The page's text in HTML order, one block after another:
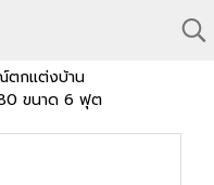
ตกแต่งบ้าน
ขนาด 6 ฟุต